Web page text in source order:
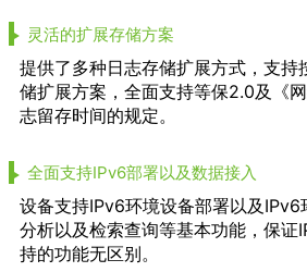
灵活的扩展存储方案
提供了多种日志存储扩展方式，支持
储扩展方案，全面支持等保2.0及《
志留存时间的规定。
全面支持IPv6部署以及数据接入
设备支持IPv6环境设备部署以及IPv6
分析以及检索查询等基本功能，保
持的功能无区别。